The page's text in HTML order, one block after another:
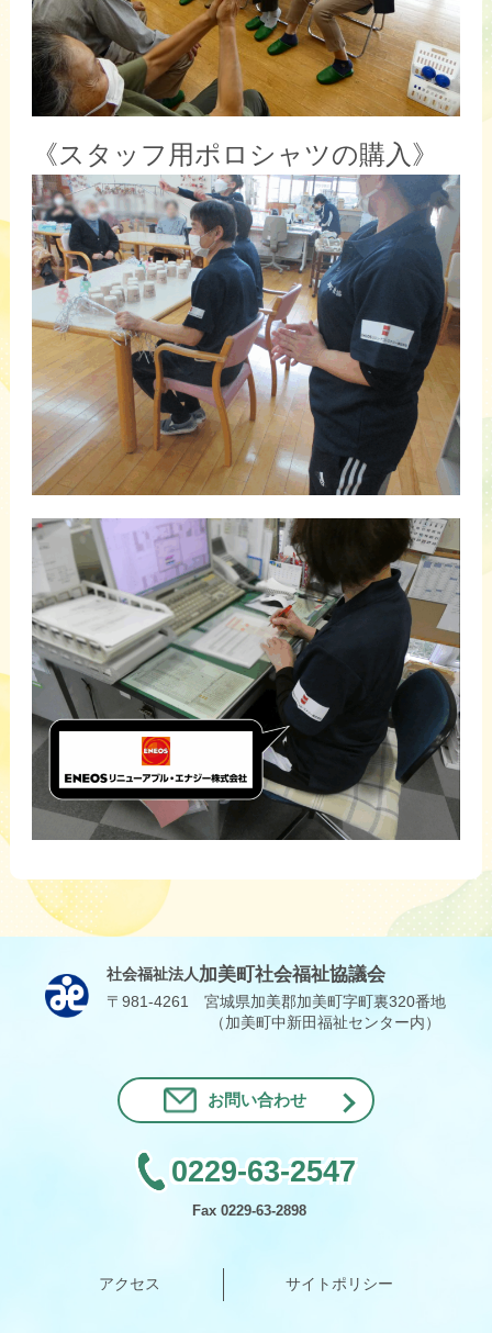
《スタッフ用ポロシャツの購入》
社会福祉法人 加美町社会福祉協議会
〒981-4261 宮城県加美郡加美町字町裏320番地
（加美町中新田福祉センター内）
お問い合わせ
0229-63-2547
Fax 0229-63-2898
アクセス サイトポリシー